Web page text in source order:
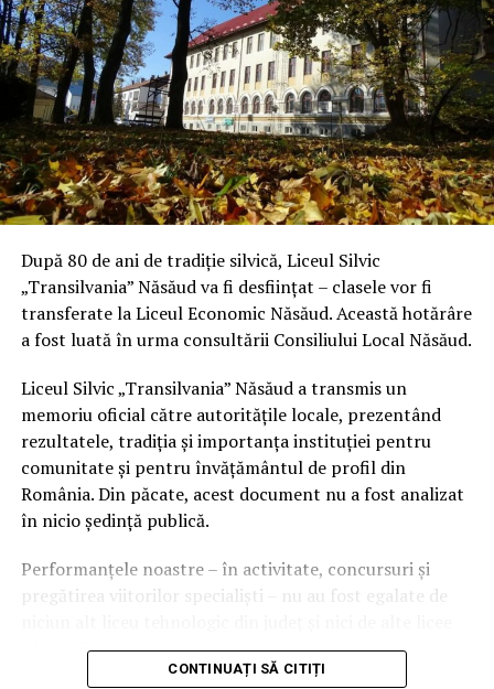
După 80 de ani de tradiție silvică, Liceul Silvic
„Transilvania” Năsăud va fi desființat – clasele vor fi
transferate la Liceul Economic Năsăud. Această hotărâre
a fost luată în urma consultării Consiliului Local Năsăud.
Liceul Silvic „Transilvania” Năsăud a transmis un
memoriu oficial către autoritățile locale, prezentând
rezultatele, tradiția și importanța instituției pentru
comunitate și pentru învățământul de profil din
România. Din păcate, acest document nu a fost analizat
în nicio ședință publică.
Performanțele noastre – în activitate, concursuri și
pregătirea viitorilor specialiști – nu au fost egalate de
silvice din țară.
CONTINUAȚI SĂ CITIȚI